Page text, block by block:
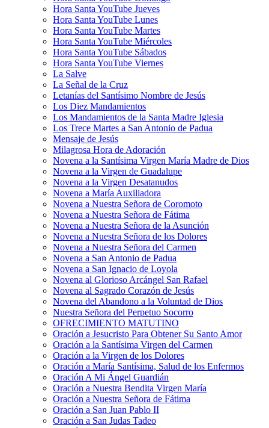
Hora Santa YouTube Jueves
Hora Santa YouTube Lunes
Hora Santa YouTube Martes
Hora Santa YouTube Miércoles
Hora Santa YouTube Sábados
Hora Santa YouTube Viernes
La Salve
La Señal de la Cruz
Letanías del Santísimo Nombre de Jesús
Los Diez Mandamientos
Los Mandamientos de la Santa Madre Iglesia
Los Trece Martes a San Antonio de Padua
Mensaje de Jesús
Milagrosa Hora de Adoración
Novena a la Santísima Virgen María Madre de Dios
Novena a la Virgen de Guadalupe
Novena a la Virgen Desatanudos
Novena a María Auxiliadora
Novena a Nuestra Señora de Coromoto
Novena a Nuestra Señora de Fátima
Novena a Nuestra Señora de la Asunción
Novena a Nuestra Señora de los Dolores
Novena a Nuestra Señora del Carmen
Novena a San Antonio de Padua
Novena a San Ignacio de Loyola
Novena al Glorioso Arcángel San Rafael
Novena al Sagrado Corazón de Jesús
Novena del Abandono a la Voluntad de Dios
Nuestra Señora del Perpetuo Socorro
OFRECIMIENTO MATUTINO
Oración a Jesucristo Para Obtener Su Santo Amor
Oración a la Santísima Virgen del Carmen
Oración a la Virgen de los Dolores
Oración a María Santísima, Salud de los Enfermos
Oración A Mi Ángel Guardián
Oración a Nuestra Bendita Virgen María
Oración a Nuestra Señora de Fátima
Oración a San Juan Pablo II
Oración a San Judas Tadeo